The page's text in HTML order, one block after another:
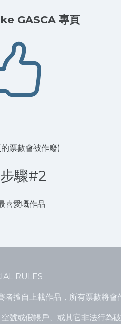
GASCA 專頁
票數會被作廢)
驟#2
喜愛嘅作品
RULES
擅自上載作品，所有票數將會
號或假帳戶、或其它非法行為